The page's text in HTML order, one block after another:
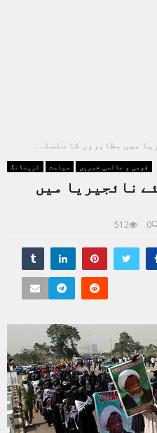
میں مظاہروں کا سلسلہ۔
ٹرینڈنگ سیاست قومی و عالمی خبریں
نائجیریا میں
0
512